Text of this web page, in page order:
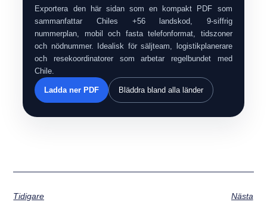
Exportera den här sidan som en kompakt PDF som
sammanfattar Chiles +56 landskod, 9-siffrig
nummerplan, mobil och fasta telefonformat, tidszoner
och nödnummer. Idealisk för säljteam, logistikplanerare
och resekoordinatorer som arbetar regelbundet med
Chile.
Ladda ner PDF Bläddra bland alla länder
Tidigare Nästa